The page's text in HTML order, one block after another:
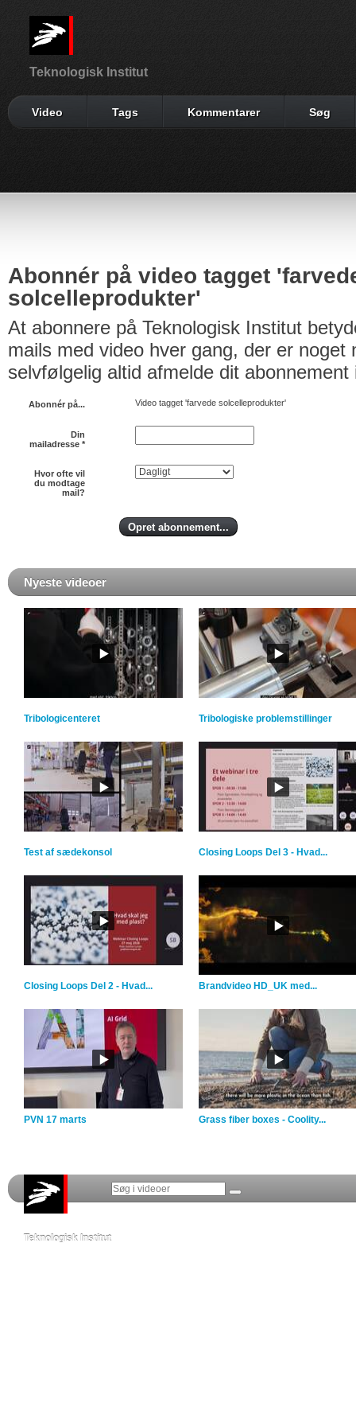
Teknologisk Institut
Video Tags Kommentarer Søg
Abonnér på video tagget
solcelleprodukter'
At abonnere på Teknologisk Institut
mails med video hver gang, der er noget
selvfølgelig altid afmelde dit abonnement
Abonnér på... Video tagget 'farvede solcelleprodukter'
Din
mailadresse *
Hvor ofte vil
du modtage
mail?
Nyeste videoer
Tribologicenteret Tribologiske problemstillinger
Test af sædekonsol Closing Loops Del 3 - Hvad...
Closing Loops Del 2 - Hvad... Brandvideo HD_UK med...
PVN 17 marts Grass fiber boxes - Coolity...
Teknologisk Institut